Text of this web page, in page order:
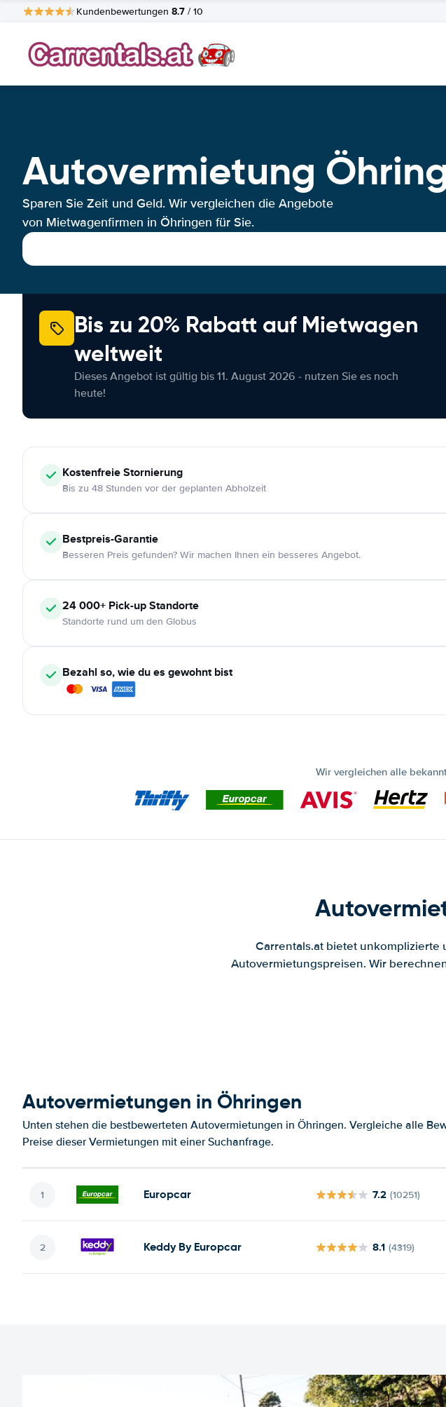
Kundenbewertungen 8.7 / 10
Autovermietung
Sparen Sie Zeit und Geld. Wir vergleichen die Angebote
von Mietwagenfirmen in Öhringen für Sie.
Bis zu 20% Rabatt auf Mietwagen
weltweit
Dieses Angebot ist gültig bis 11. August 2026 - nutzen Sie es noch
heute!
KostenfreieStornierung
Bis zu 48 Stunden vor der geplanten Abholzeit
Bestpreis-Garantie
Besseren Preis gefunden? Wir machen Ihnen ein besseres Angebot.
24 000+ Pick-up Standorte
Standorte rund um den Globus
Bezahl so, wie du es gewohnt bist
Wir vergleichen alle
Carrentals.at bietet unkomplizierte
Autovermietungspreisen. Wir
Autovermietungen in Öhringen
Unten stehen die bestbewerteten Autovermietungen in Öhringen. Vergleiche alle
Preise dieser Vermietungen mit einer Suchanfrage.
Europcar 7.2 (10251)
Keddy By Europcar 8.1 (4319)